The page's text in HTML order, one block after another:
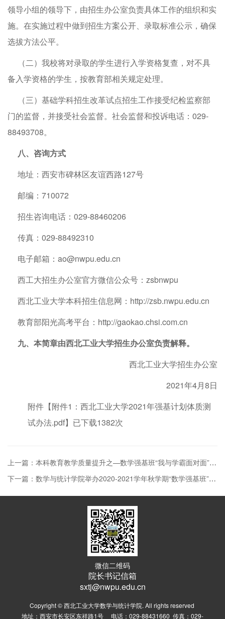
领导小组的领导下，由招生办公室负责具体工作的组织和实
施。在实施过程中做到招生方案公开、录取标准公示，确保
选拔方法公平。
（二）我校将对录取的学生进行入学资格复查，对不具
备入学资格的学生，按教育部相关规定处理。
（三）基础学科招生改革试点招生工作接受纪检监察部
门的监督，并接受社会监督。社会监督和投诉电话：029-
88493708。
八、咨询方式
地址：西安市碑林区友谊西路127号
邮编：710072
招生咨询电话：029-88460206
传真：029-88492310
电子邮箱：ao@nwpu.edu.cn
西工大招生办公室官方微信公众号：zsbnwpu
西北工业大学本科招生信息网： http://zsb.nwpu.edu.cn
教育部阳光高考平台： http://gaokao.chsi.com.cn
九、本简章由西北工业大学招生办公室负责解释。
西北工业大学招生办公室
2021年4月8日
附件【附件1：西北工业大学2021年强基计划体质测
试办法.pdf】已下载1382次
上一篇：本科教育教学质量提升之—数学强基班“我与学霸面对面”活动
下一篇：数学与统计学院举办2020-2021学年秋学期“数学强基班”师生交流座谈会
微信二维码
院长书记信箱
sxtj@nwpu.edu.cn
Copyright © 西北工业大学数学与统计学院. All rights reserved
地址：西安市长安区东祥路1号 电话：029-88431660 传真：029-